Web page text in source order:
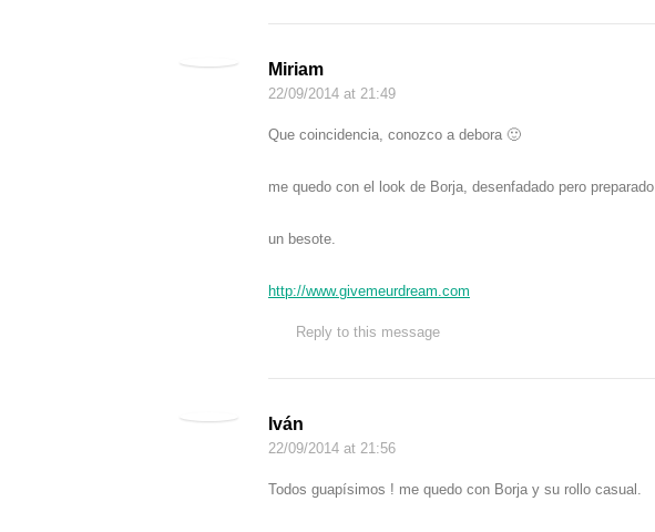
Miriam
22/09/2014 at 21:49
Que coincidencia, conozco a debora 🙂
me quedo con el look de Borja, desenfadado pero preparado
un besote.
http://www.givemeurdream.com
Reply to this message
Iván
22/09/2014 at 21:56
Todos guapísimos ! me quedo con Borja y su rollo casual.